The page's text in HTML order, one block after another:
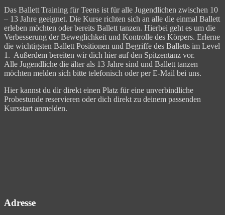
Das Ballett Training für Teens ist für alle Jugendlichen zwischen 10
– 13 Jahre geeignet. Die Kurse richten sich an alle die einmal Ballett
erleben möchten oder bereits Ballett tanzen. Hierbei geht es um die
Verbesserung der Beweglichkeit und Kontrolle des Körpers. Erlerne
die wichtigsten Ballett Positionen und Begriffe des Balletts im Level
1. Außerdem bereiten wir dich hier auf den Spitzentanz vor.
Alle Jugendliche die älter als 13 Jahre sind und Ballett tanzen
möchten melden sich bitte telefonisch oder per E-Mail bei uns.
Hier kannst du dir direkt einen Platz für eine unverbindliche
Probestunde reservieren oder dich direkt zu deinem passenden
Kursstart anmelden.
Adresse